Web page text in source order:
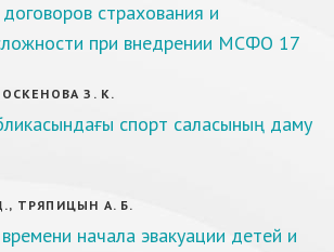
страхования и
при внедрении МСФО 17
З. К.
спорт саласының даму
ТРЯПИЦЫН А. Б.
начала эвакуации детей и